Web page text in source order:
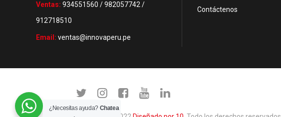
Ventas: 934551560 / 982057742 /
912718510
Email: ventas@innovaperu.pe
Contáctenos
¿Necesitas ayuda? Chatea